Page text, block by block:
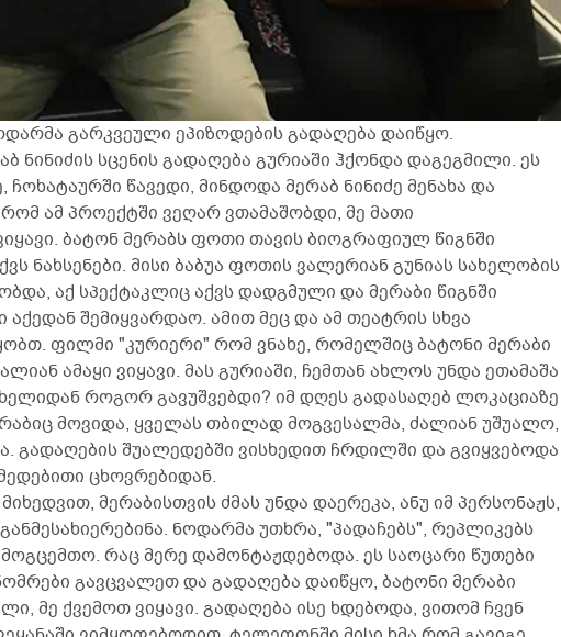
გარკვეული ეპიზოდების გადაღება დაიწყო.
ნინიძის სცენის გადაღება გურიაში ჰქონდა დაგეგმილი. ეს
ჩოხატაურში წავედი, მინდოდა მერაბ ნინიძე მენახა და
ამ პროექტში ვეღარ ვთამაშობდი, მე მათი
ბატონ მერაბს ფოთი თავის ბიოგრაფიულ წიგნში
ნახსენები. მისი ბაბუა ფოთის ვალერიან გუნიას სახელობის
აქ სპექტაკლიც აქვს დადგმული და მერაბი წიგნში
აქედან შემიყვარდაო. ამით მეც და ამ თეატრის სხვა
ფილმი "კურიერი" რომ ვნახე, რომელშიც ბატონი მერაბი
ამაყი ვიყავი. მას გურიაში, ჩემთან ახლოს უნდა ეთამაშა
როგორ გავუშვებდი? იმ დღეს გადასაღებ ლოკაციაზე
მოვიდა, ყველას თბილად მოგვესალმა, ძალიან უშუალო,
გადაღების შუალედებში ვისხედით ჩრდილში და გვიყვებოდა
ცხოვრებიდან.
მერაბისთვის ძმას უნდა დაერეკა, ანუ იმ პერსონაჟს,
ნოდარმა უთხრა, "პადაჩებს", რეპლიკებს
რაც მერე დამონტაჟდებოდა. ეს საოცარი წუთები
გავცვალეთ და გადაღება დაიწყო, ბატონი მერაბი
მე ქვემოთ ვიყავი. გადაღება ისე ხდებოდა, ვითომ ჩვენ